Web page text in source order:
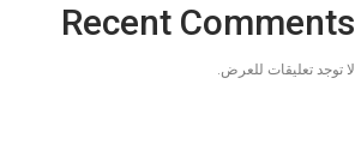
Recent Comments
لا توجد تعليقات للعرض.